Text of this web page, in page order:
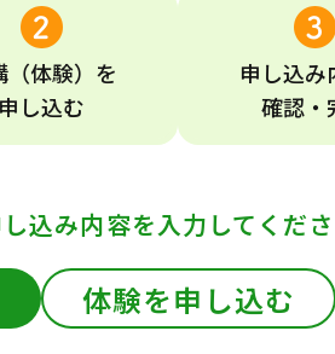
（体験） を
申し込む
申し込み
確認・
込み内容を入力してくださ
体験を申し込む